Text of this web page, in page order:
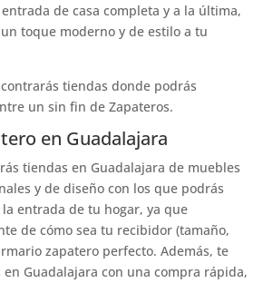
de casa completa y a la última,
toque moderno y de estilo a tu
tiendas donde podrás
un sin fin de Zapateros.
en Guadalajara
tiendas en Guadalajara de muebles
y de diseño con los que podrás
entrada de tu hogar, ya que
de cómo sea tu recibidor (tamaño,
zapatero perfecto. Además, te
Guadalajara con una compra rápida,